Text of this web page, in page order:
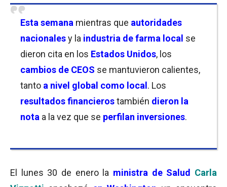
Esta semana mientras que autoridades
nacionalesy la industria de farma local se
dieron cita en los Estados Unidos, los
cambios de CEOS se mantuvieron calientes,
tanto a nivel global como local . Los
resultados financierostambién dieron la
nota a la vez que se perfilan inversiones.
El lunes 30 de enero la ministra de Salud
Carla